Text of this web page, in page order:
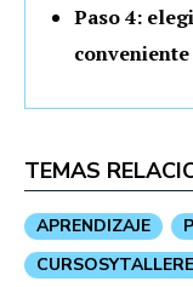
Paso 4:
TEMAS
APRENDIZAJE